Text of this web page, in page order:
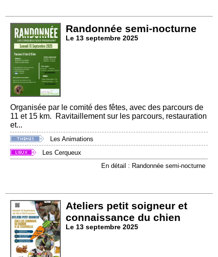
Randonnée semi-nocturne
Le 13 septembre 2025
Organisée par le comité des fêtes, avec des parcours de
11 et 15 km. Ravitaillement sur les parcours, restauration
et...
Les Animations
Les Cerqueux
En détail : Randonnée semi-nocturne
Ateliers petit soigneur et
connaissance du chien
Le 13 septembre 2025